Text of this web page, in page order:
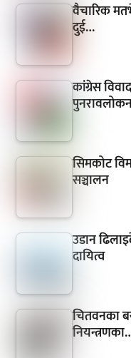
वैचारिक
दुई…
कांग्रेस
सिमकोट
सञ्चालन
उडान
दायित्व
चितवनका